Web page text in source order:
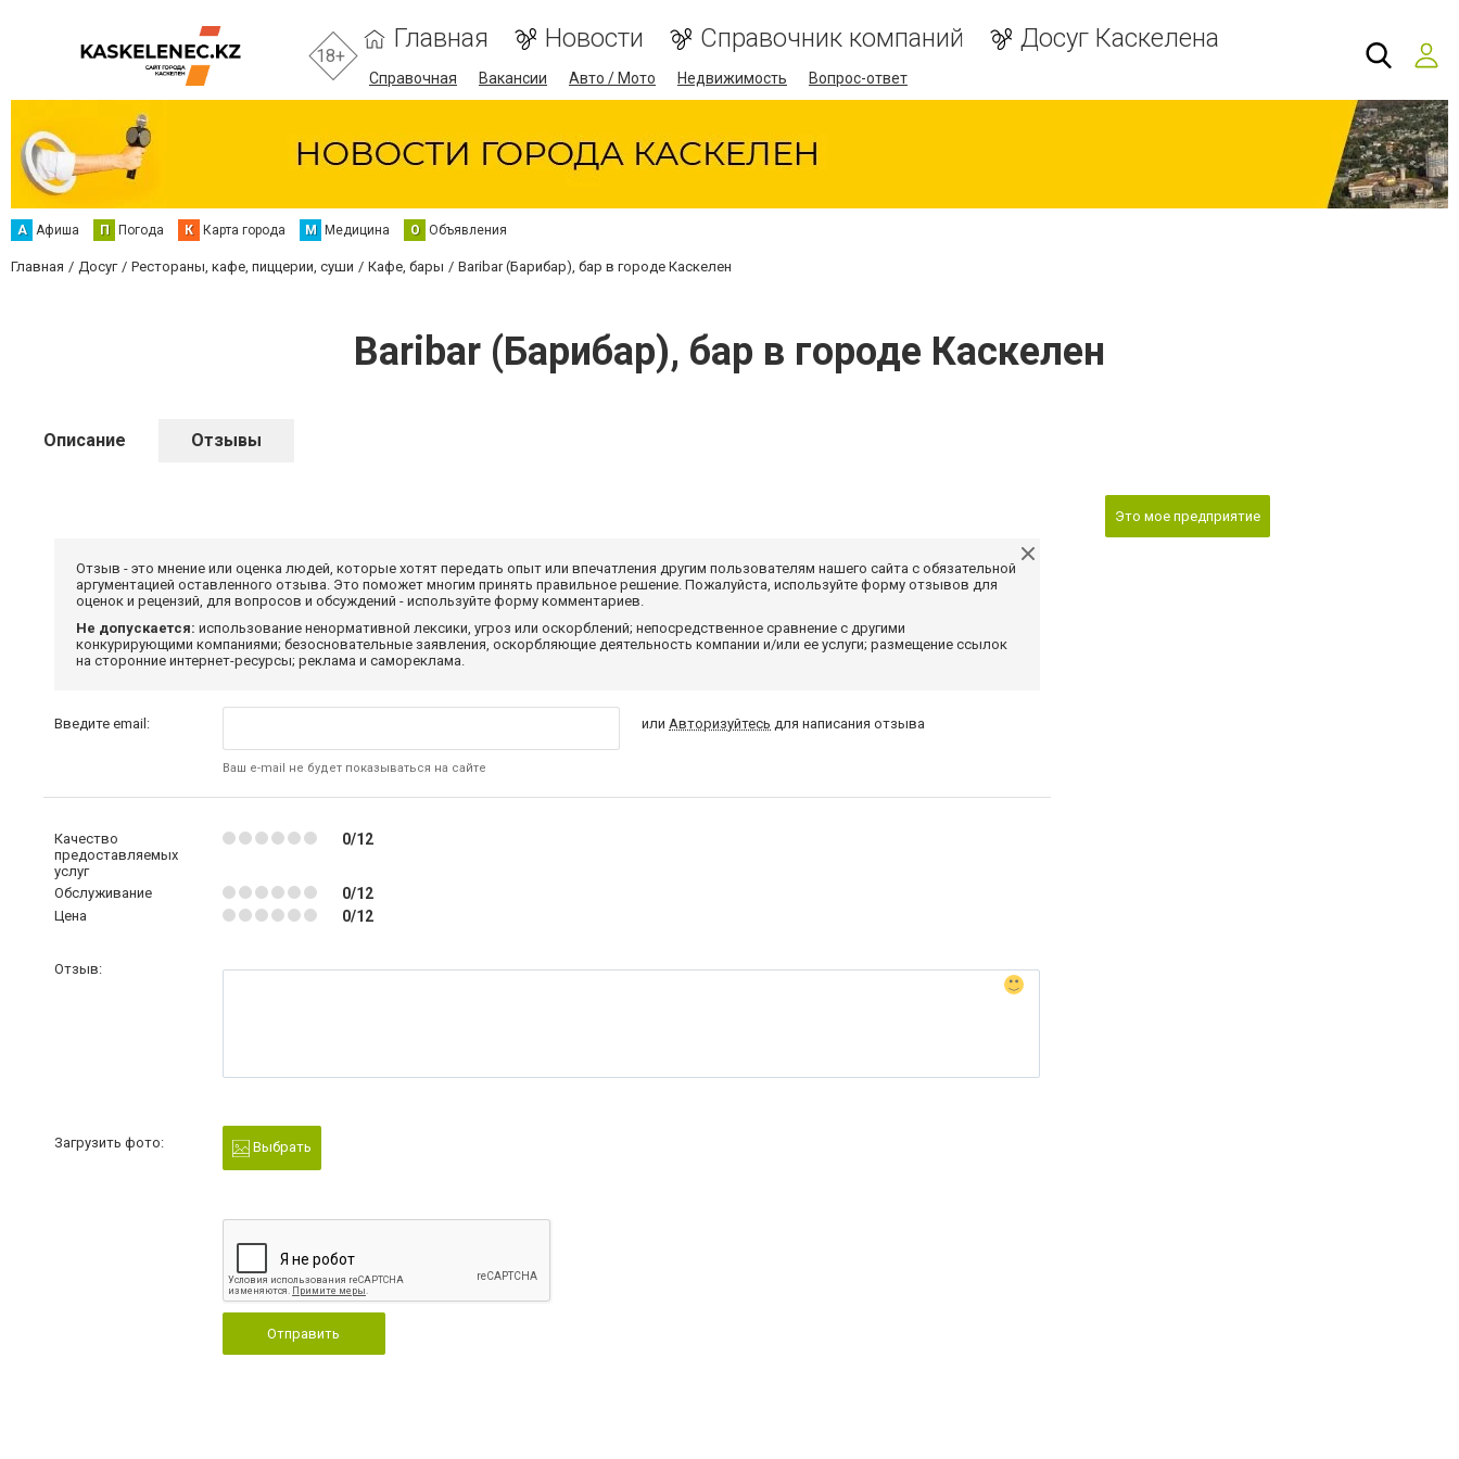
18+
Главная Новости Справочник компаний Досуг Каскелена
Справочная Вакансии Авто / Мото Недвижимость Вопрос-ответ
А Афиша П Погода К Карта города М Медицина О Объявления
Главная Досуг Рестораны, кафе, пиццерии, суши Кафе, бары Baribar (Барибар), бар в городе Каскелен
Baribar (Барибар), бар в городе Каскелен
Описание Отзывы
Отзыв - это мнение или оценка людей, которые хотят передать опыт или впечатления другим пользователям нашего сайта с обязательной
аргументацией оставленного отзыва. Это поможет многим принять правильное решение. Пожалуйста, используйте форму отзывов для
оценок и рецензий, для вопросов и обсуждений - используйте форму комментариев.
Не допускается: использование ненормативной лексики, угроз или оскорблений; непосредственное сравнение с другими
конкурирующими компаниями; безосновательные заявления, оскорбляющие деятельность компании и/или ее услуги; размещение ссылок
на сторонние интернет-ресурсы; реклама и самореклама.
Введите email:
Ваш e-mail не будет показываться на сайте
илиАвторизуйтесь для написания отзыва
Качество
предоставляемых
услуг
0/12
Обслуживание 0/12
Цена 0/12
Отзыв:
Загрузить фото: Выбрать
Отправить
Это мое предприятие